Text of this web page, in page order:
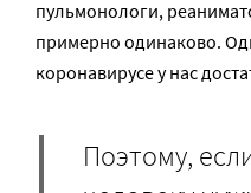
пульмонологи,
примерно одинаково.
коронавирусе у нас
Поэтому,